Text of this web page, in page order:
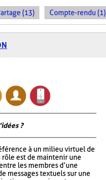
(13) Compte-rendu (1)
?
à un milieu virtuel de
rôle est de maintenir une
les membres d’une
messages textuels sur une